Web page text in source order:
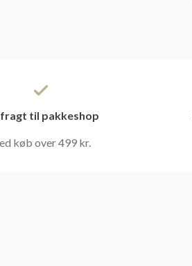
til pakkeshop
køb over 499 kr.